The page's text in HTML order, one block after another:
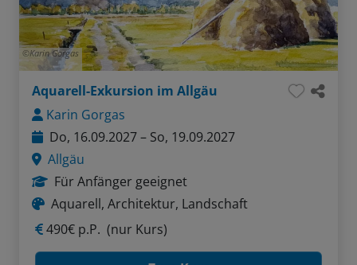
Karin Gorgas
Aquarell-Exkursion im Allgäu
Karin Gorgas
Do, 16.09.2027 – So, 19.09.2027
Allgäu
Für Anfänger geeignet
Aquarell, Architektur, Landschaft
490€ p.P. (nur Kurs)